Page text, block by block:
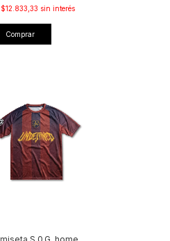
$12.833,33 sin interés
Comprar